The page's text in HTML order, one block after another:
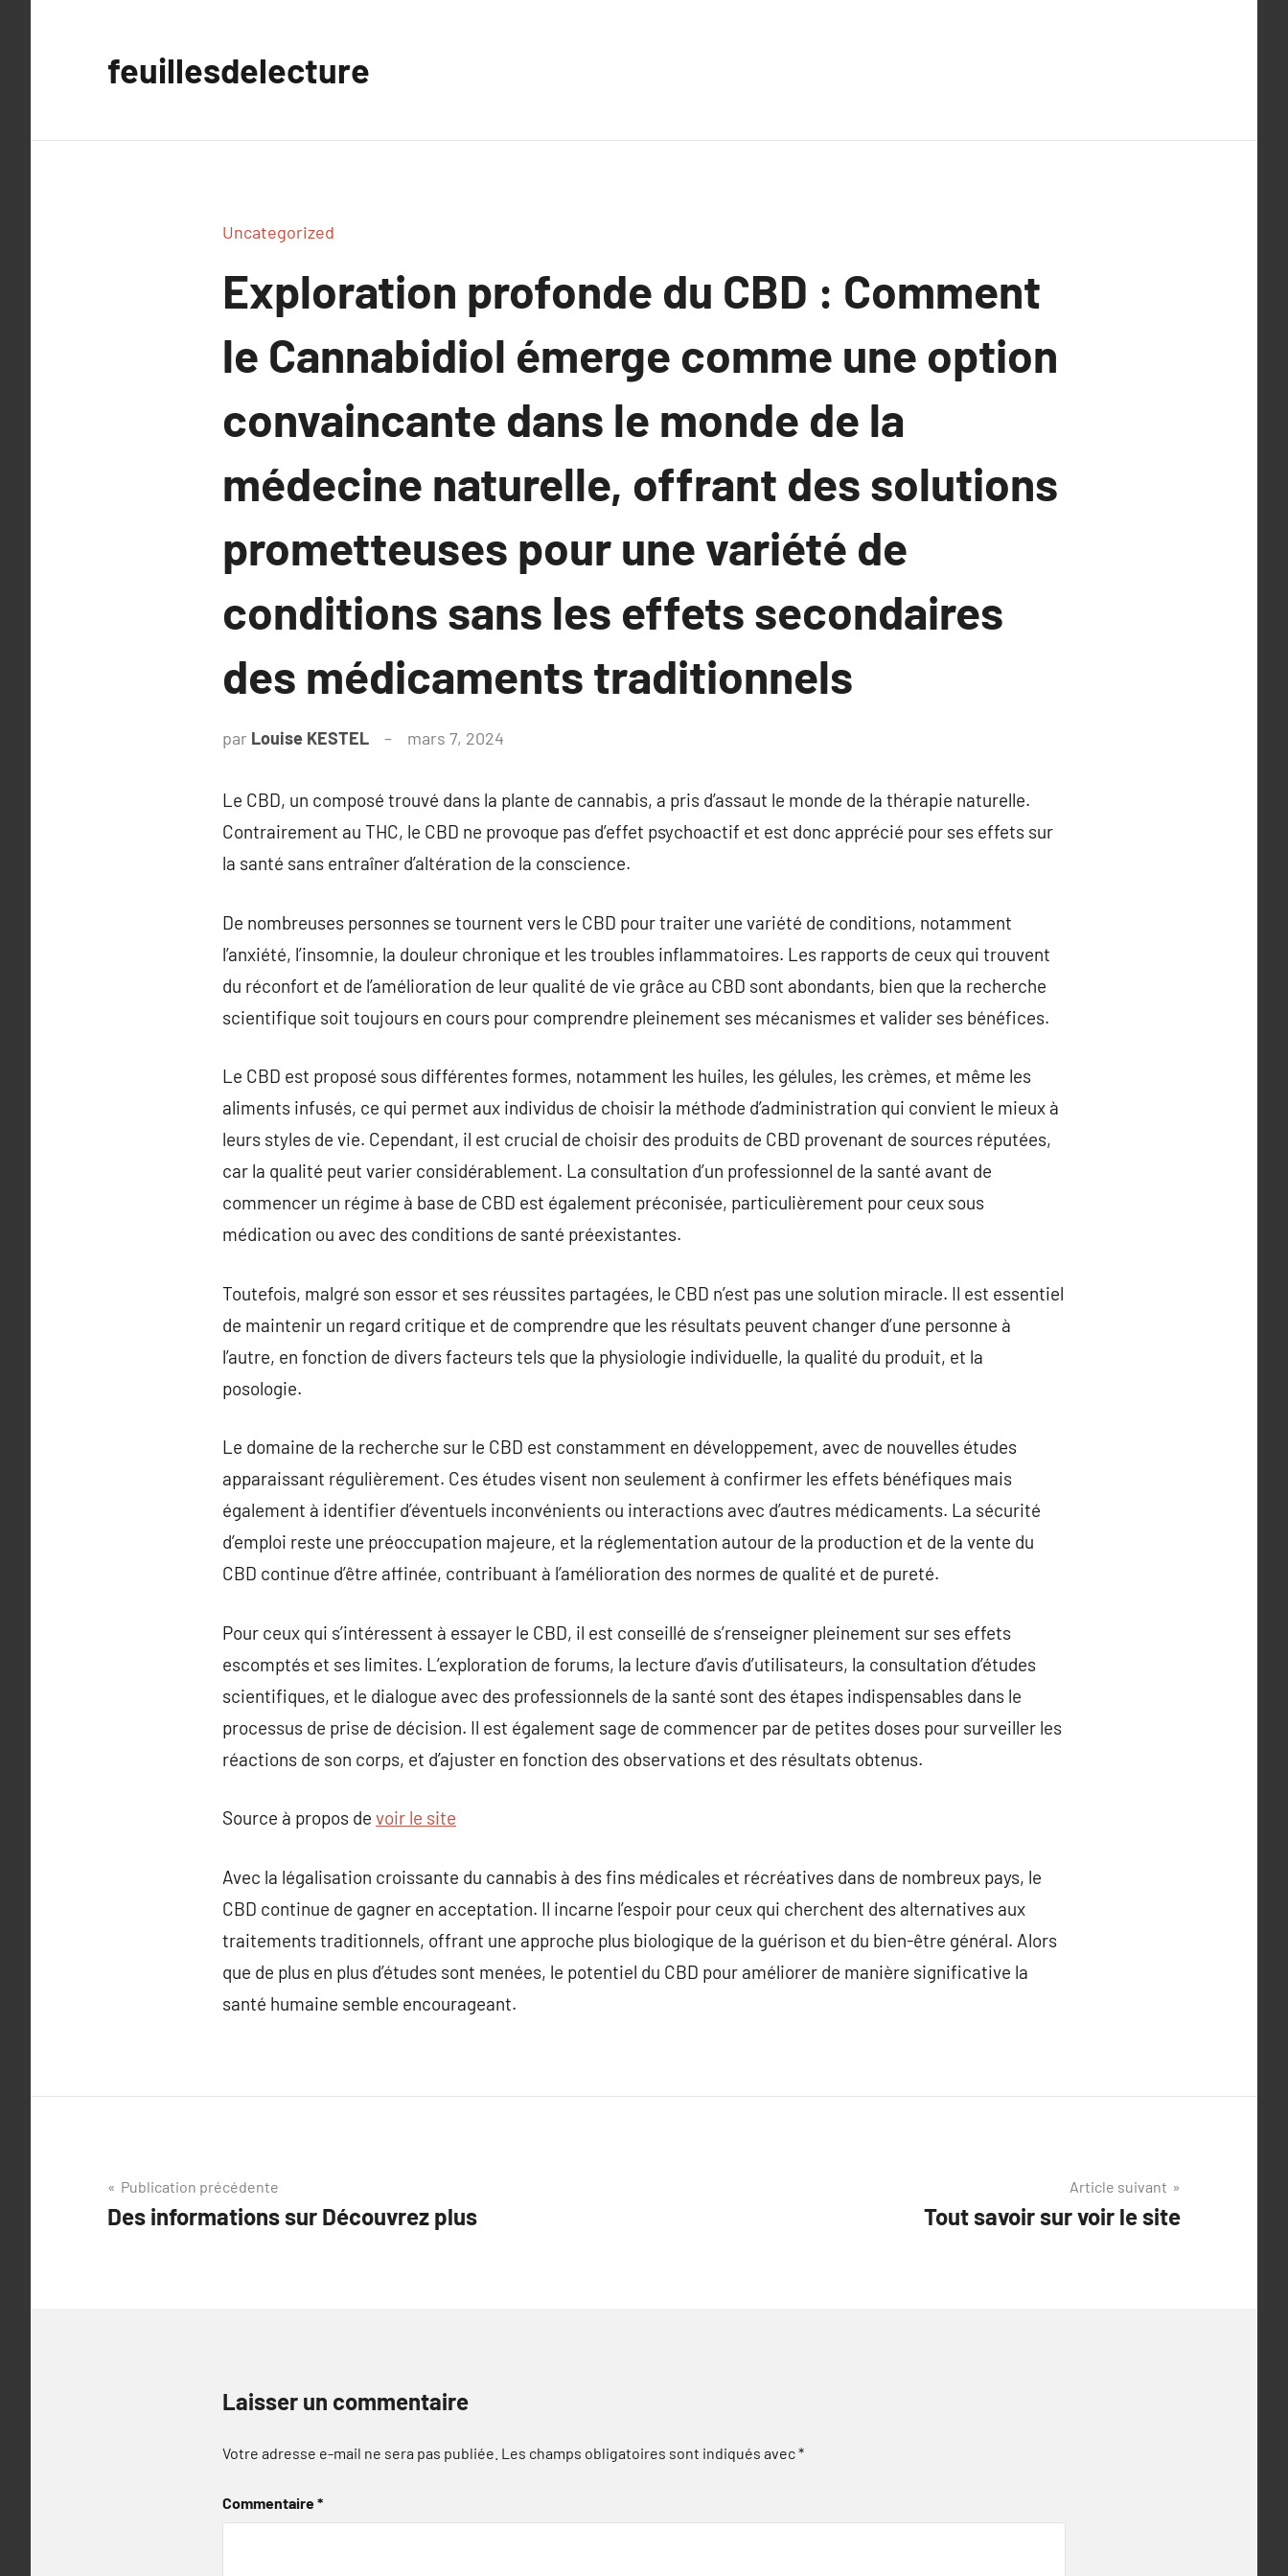
feuillesdelecture
Uncategorized
Exploration profonde du CBD : Comment
le Cannabidiol émerge comme une option
convaincante dans le monde de la
médecine naturelle, offrant des solutions
prometteuses pour une variété de
conditions sans les effets secondaires
des médicaments traditionnels
par Louise KESTEL mars 7, 2024
Le CBD, un composé trouvé dans la plante de cannabis, a pris d’assaut le monde de la thérapie naturelle.
Contrairement au THC, le CBD ne provoque pas d’effet psychoactif et est donc apprécié pour ses effets sur
la santé sans entraîner d’altération de la conscience.
De nombreuses personnes se tournent vers le CBD pour traiter une variété de conditions, notamment
l’anxiété, l’insomnie, la douleur chronique et les troubles inflammatoires. Les rapports de ceux qui trouvent
du réconfort et de l’amélioration de leur qualité de vie grâce au CBD sont abondants, bien que la recherche
scientifique soit toujours en cours pour comprendre pleinement ses mécanismes et valider ses bénéfices.
Le CBD est proposé sous différentes formes, notamment les huiles, les gélules, les crèmes, et même les
aliments infusés, ce qui permet aux individus de choisir la méthode d’administration qui convient le mieux à
leurs styles de vie. Cependant, il est crucial de choisir des produits de CBD provenant de sources réputées,
car la qualité peut varier considérablement. La consultation d’un professionnel de la santé avant de
commencer un régime à base de CBD est également préconisée, particulièrement pour ceux sous
médication ou avec des conditions de santé préexistantes.
Toutefois, malgré son essor et ses réussites partagées, le CBD n’est pas une solution miracle. Il est essentiel
de maintenir un regard critique et de comprendre que les résultats peuvent changer d’une personne à
l’autre, en fonction de divers facteurs tels que la physiologie individuelle, la qualité du produit, et la
posologie.
Le domaine de la recherche sur le CBD est constamment en développement, avec de nouvelles études
apparaissant régulièrement. Ces études visent non seulement à confirmer les effets bénéfiques mais
également à identifier d’éventuels inconvénients ou interactions avec d’autres médicaments. La sécurité
d’emploi reste une préoccupation majeure, et la réglementation autour de la production et de la vente du
CBD continue d’être affinée, contribuant à l’amélioration des normes de qualité et de pureté.
Pour ceux qui s’intéressent à essayer le CBD, il est conseillé de s’renseigner pleinement sur ses effets
escomptés et ses limites. L’exploration de forums, la lecture d’avis d’utilisateurs, la consultation d’études
scientifiques, et le dialogue avec des professionnels de la santé sont des étapes indispensables dans le
processus de prise de décision. Il est également sage de commencer par de petites doses pour surveiller les
réactions de son corps, et d’ajuster en fonction des observations et des résultats obtenus.
Source à propos de voir le site
Avec la légalisation croissante du cannabis à des fins médicales et récréatives dans de nombreux pays, le
CBD continue de gagner en acceptation. Il incarne l’espoir pour ceux qui cherchent des alternatives aux
traitements traditionnels, offrant une approche plus biologique de la guérison et du bien-être général. Alors
que de plus en plus d’études sont menées, le potentiel du CBD pour améliorer de manière significative la
santé humaine semble encourageant.
Navigation
de
Publication précédente
Des informations sur Découvrez plus
Article suivant
Tout savoir sur voir le site
Laisser un commentaire
Votre adresse e-mail ne sera pas publiée. Les champs obligatoires sont indiqués avec*
Commentaire*